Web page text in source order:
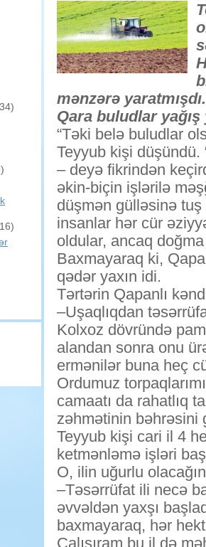
mənzərə
Qara buludlar
“Təki belə buludlar
Teyyub kişi düşündü.
– deyə fikrindən
əkin-biçin işlərilə
düşmən gülləsinə tuş
insanlar hər cür
oldular, ancaq
Baxmayaraq ki,
qədər yaxın idi.
Tərtərin Qapanlı
–Uşaqlıqdan
Kolxoz dövründə
alandan sonra onu
ermənilər buna heç
Ordumuz
camaatı da rahatlıq
zəhmətinin bəhrəsini
Teyyub kişi cari il 4
ketmənləmə işləri
O, ilin uğurlu
–Təsərrüfat ili necə
əvvəldən yaxşı
baxmayaraq, hər
Çalışıram bu il də